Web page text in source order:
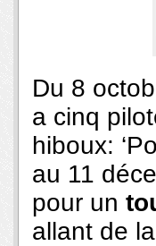
Du 8
a cinq
hiboux:
au 11
pour un
allant de